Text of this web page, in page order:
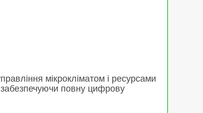
мікрокліматом і ресурсами
забезпечуючи повну цифрову